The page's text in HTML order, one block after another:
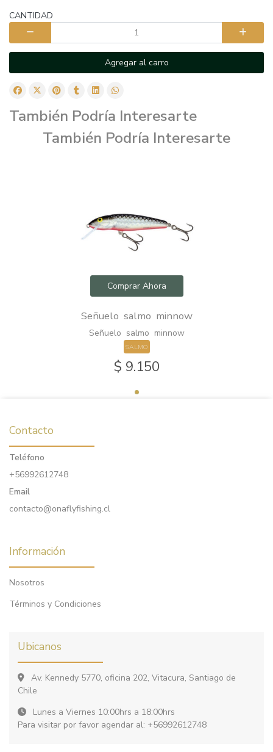
CANTIDAD
Agregar al carro
También Podría Interesarte
También Podría Interesarte
Comprar Ahora
Señuelo salmo minnow
Señuelo salmo minnow
SALMO
$ 9.150
Contacto
Teléfono
+56992612748
Email
contacto@onaflyfishing.cl
Información
Nosotros
Términos y Condiciones
Ubicanos
Av. Kennedy 5770, oficina 202, Vitacura, Santiago de
Chile
Lunes a Viernes 10:00hrs a 18:00hrs
Para visitar por favor agendar al: +56992612748